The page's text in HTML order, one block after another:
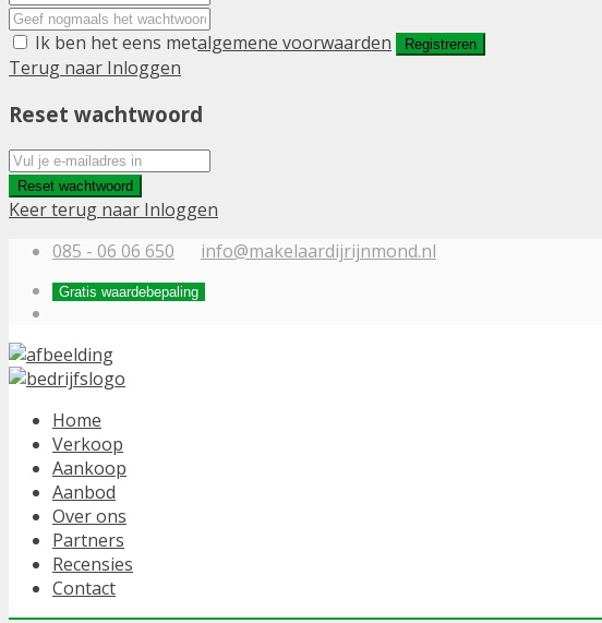
Ik ben het eens metalgemene voorwaarden Registreren
Terug naar Inloggen
Reset wachtwoord
Reset wachtwoord
Keer terug naar Inloggen
085 - 06 06 650
info@makelaardijrijnmond.nl
Gratis waardebepaling
Home
Verkoop
Aankoop
Aanbod
Over ons
Partners
Recensies
Contact